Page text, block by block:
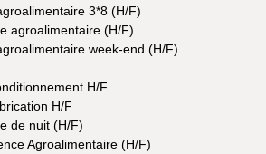
3*8 (H/F)
agroalimentaire (H/F)
week-end (H/F)
H/F
H/F
de nuit (H/F)
Agroalimentaire (H/F)